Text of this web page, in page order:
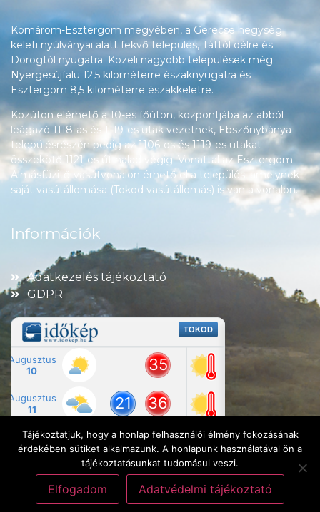
Komárom-Esztergom megyében, a Gerecse hegység
keleti nyúlványai alatt fekvő település, Táttól délre és
Dorogtól nyugatra. Közeli nagyobb települések még
Nyergesújfalu 12,5 kilométerre északnyugatra és
Esztergom 8,5 kilométerre északkeletre.
Közúton elérhető a 10-es főúton, központjába az abból
leágazó 1118-as és 1119-es utak vezetnek, Ebszőnybánya
településrészén pedig az 1106-os és 1119-es utakat
összekötő 1121-es út halad végig. Vonattal az Esztergom–
Almásfüzitő-vasútvonalon érhető el a település, amelynek
saját vasútállomása (Tokod vasútállomás) is van a vonalon.
Információk
Adatkezelés tájékoztató
GDPR
Tájékoztatjuk, hogy a honlap felhasználói élmény fokozásának
érdekében sütiket alkalmazunk. A honlapunk használatával ön a
tájékoztatásunkat tudomásul veszi.
Elfogadom Adatvédelmi tájékoztató